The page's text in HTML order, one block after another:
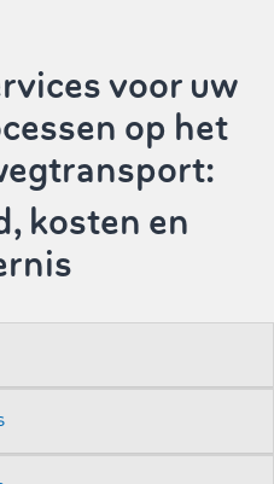
voor uw
op het
kosten en